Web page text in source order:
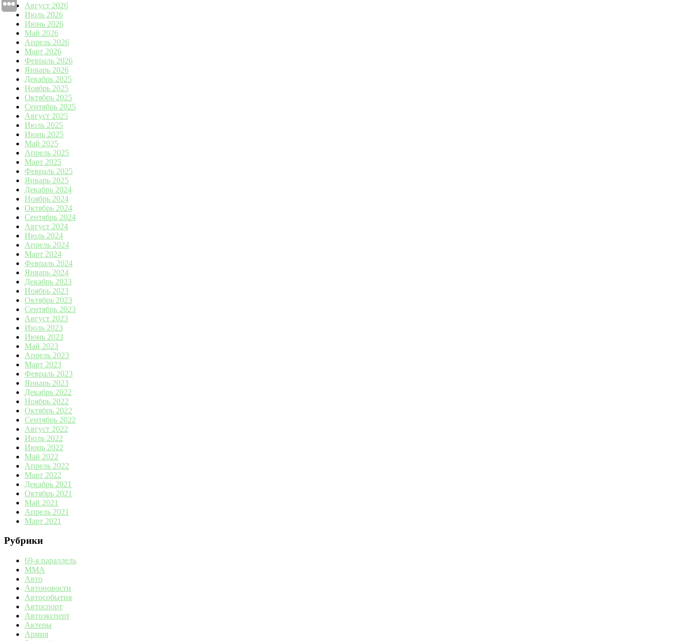
Август 2026
Июль 2026
Июнь 2026
Май 2026
Апрель 2026
Март 2026
Февраль 2026
Январь 2026
Декабрь 2025
Ноябрь 2025
Октябрь 2025
Сентябрь 2025
Август 2025
Июль 2025
Июнь 2025
Май 2025
Апрель 2025
Март 2025
Февраль 2025
Январь 2025
Декабрь 2024
Ноябрь 2024
Октябрь 2024
Сентябрь 2024
Август 2024
Июль 2024
Апрель 2024
Март 2024
Февраль 2024
Январь 2024
Декабрь 2023
Ноябрь 2023
Октябрь 2023
Сентябрь 2023
Август 2023
Июль 2023
Июнь 2023
Май 2023
Апрель 2023
Март 2023
Февраль 2023
Январь 2023
Декабрь 2022
Ноябрь 2022
Октябрь 2022
Сентябрь 2022
Август 2022
Июль 2022
Июнь 2022
Май 2022
Апрель 2022
Март 2022
Декабрь 2021
Октябрь 2021
Май 2021
Апрель 2021
Март 2021
Рубрики
69-я параллель
MMA
Авто
Автоновости
Автособытия
Автоспорт
Автоэксперт
Актеры
Армия